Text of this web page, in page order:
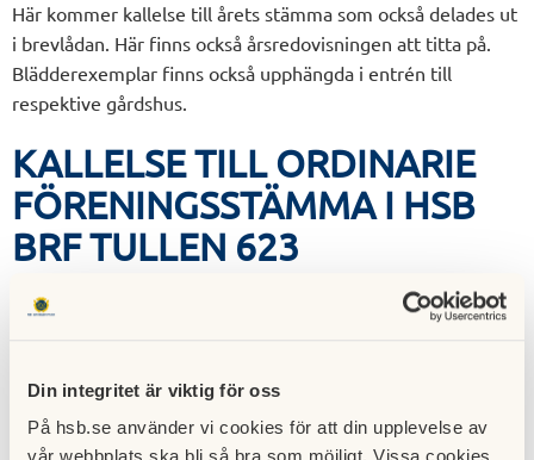
Din integritet är viktig för oss
På hsb.se använder vi cookies för att din upplevelse av
Här kommer kallelse till årets stämma som också delades ut
i brevlådan. Här finns också årsredovisningen att titta på.
Blädderexemplar finns också upphängda i entrén till
respektive gårdshus.
KALLELSE TILL ORDINARIE
FÖRENINGSSTÄMMA I HSB
BRF TULLEN 623
HSB bostadsrättsförening Tullen 623 kallar härmed samtliga
Datum/tid: onsdag den 23 april kl. 19:00
Plats: Föreningslokalen, Gard 4, Diligensvägen 3—37.